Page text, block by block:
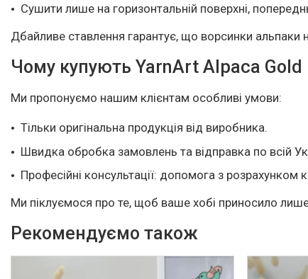
Сушити лише на горизонтальній поверхні,
Дбайливе ставлення гарантує, що ворсинки
Чому купують YarnArt Alpaca Gold
Ми пропонуємо нашим клієнтам особливі умови:
Тільки оригінальна продукція від виробника.
Швидка обробка замовлень та відправка по всій
Професійні консультації: допомога з розрахунком
Ми піклуємося про те, щоб ваше хобі приносило
Рекомендуємо також